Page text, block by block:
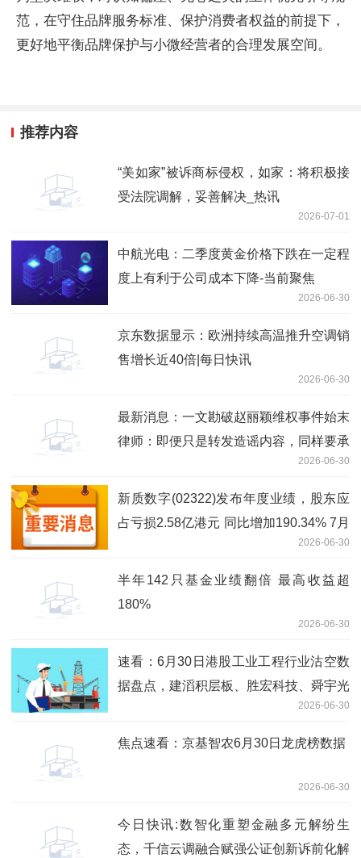
范，在守住品牌服务标准、保护消费者权益的前提下，
更好地平衡品牌保护与小微经营者的合理发展空间。
推荐内容
“美如家”被诉商标侵权，如家：将积极接
受法院调解，妥善解决_热讯
2026-07-01
中航光电：二季度黄金价格下跌在一定程
度上有利于公司成本下降-当前聚焦
2026-06-30
京东数据显示：欧洲持续高温推升空调销
售增长近40倍|每日快讯
2026-06-30
最新消息：一文勘破赵丽颖维权事件始末
律师：即便只是转发造谣内容，同样要承
2026-06-30
新质数字(02322)发布年度业绩，股东应
占亏损2.58亿港元 同比增加190.34% 7月
2026-06-30
半年142只基金业绩翻倍 最高收益超
180%
2026-06-30
速看：6月30日港股工业工程行业沽空数
据盘点，建滔积层板、胜宏科技、舜宇光
2026-06-30
焦点速看：京基智农6月30日龙虎榜数据
2026-06-30
今日快讯:数智化重塑金融多元解纷生
态，千信云调融合赋强公证创新诉前化解